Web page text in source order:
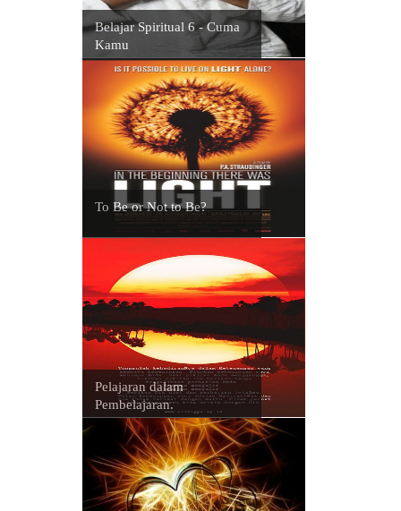
Belajar Spiritual 6 - Cuma
Kamu
To Be or Not to Be?
Pelajaran dalam
Pembelajaran.